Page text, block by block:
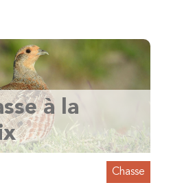
à la
Chasse